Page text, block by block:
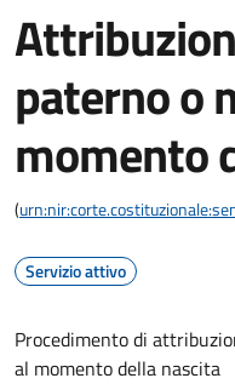
paterno o
momento
(
Servizio attivo
Procedimento di
al momento della nascita